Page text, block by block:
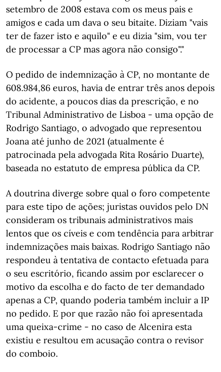
setembro de 2008 estava com os meus pais e
amigos e cada um dava o seu bitaite. Diziam "vais
ter de fazer isto e aquilo" e eu dizia "sim, vou ter
de processar a CP mas agora não consigo"."
O pedido de indemnização à CP, no montante de
608.984,86 euros, havia de entrar três anos depois
do acidente, a poucos dias da prescrição, e no
Tribunal Administrativo de Lisboa - uma opção de
Rodrigo Santiago, o advogado que representou
Joana até junho de 2021 (atualmente é
patrocinada pela advogada Rita Rosário Duarte),
baseada no estatuto de empresa pública da CP.
A doutrina diverge sobre qual o foro competente
para este tipo de ações; juristas ouvidos pelo DN
consideram os tribunais administrativos mais
lentos que os cíveis e com tendência para arbitrar
indemnizações mais baixas. Rodrigo Santiago não
respondeu à tentativa de contacto efetuada para
o seu escritório, ficando assim por esclarecer o
motivo da escolha e do facto de ter demandado
apenas a CP, quando poderia também incluir a IP
no pedido. E por que razão não foi apresentada
uma queixa-crime - no caso de Alcenira esta
existiu e resultou em acusação contra o revisor
do comboio.